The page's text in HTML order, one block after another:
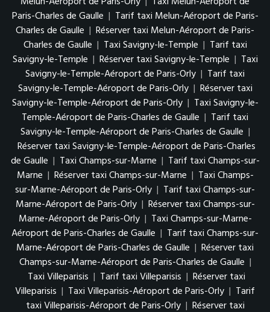
Paris-Charles de Gaulle | Tarif taxi Melun-Aéroport de Paris-
Charles de Gaulle | Réserver taxi Melun-Aéroport de Paris-
Charles de Gaulle | Taxi Savigny-le-Temple | Tarif taxi
Savigny-le-Temple | Réserver taxi Savigny-le-Temple | Taxi
Savigny-le-Temple-Aéroport de Paris-Orly | Tarif taxi
Savigny-le-Temple-Aéroport de Paris-Orly | Réserver taxi
Savigny-le-Temple-Aéroport de Paris-Orly | Taxi Savigny-le-
Temple-Aéroport de Paris-Charles de Gaulle | Tarif taxi
Savigny-le-Temple-Aéroport de Paris-Charles de Gaulle |
Réserver taxi Savigny-le-Temple-Aéroport de Paris-Charles
de Gaulle | Taxi Champs-sur-Marne | Tarif taxi Champs-sur-
Marne | Réserver taxi Champs-sur-Marne | Taxi Champs-
sur-Marne-Aéroport de Paris-Orly | Tarif taxi Champs-sur-
Marne-Aéroport de Paris-Orly | Réserver taxi Champs-sur-
Marne-Aéroport de Paris-Orly | Taxi Champs-sur-Marne-
Aéroport de Paris-Charles de Gaulle | Tarif taxi Champs-sur-
Marne-Aéroport de Paris-Charles de Gaulle | Réserver taxi
Champs-sur-Marne-Aéroport de Paris-Charles de Gaulle |
Taxi Villeparisis | Tarif taxi Villeparisis | Réserver taxi
Villeparisis | Taxi Villeparisis-Aéroport de Paris-Orly | Tarif
taxi Villeparisis-Aéroport de Paris-Orly | Réserver taxi